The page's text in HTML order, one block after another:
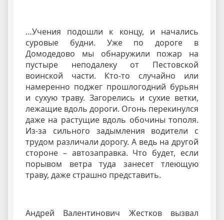
…Учения подошли к концу, и начались
суровые будни. Уже по дороге в
Домодедово мы обнаружили пожар на
пустыре неподалеку от Пестовской
воинской части. Кто-то случайно или
намеренно поджег прошлогодний бурьян
и сухую траву. Загорелись и сухие ветки,
лежащие вдоль дороги. Огонь перекинулся
даже на растущие вдоль обочины тополя.
Из-за сильного задымления водители с
трудом различали дорогу. А ведь на другой
стороне – автозаправка. Что будет, если
порывом ветра туда занесет тлеющую
траву, даже страшно представить.
Андрей Валентинович Жестков вызвал